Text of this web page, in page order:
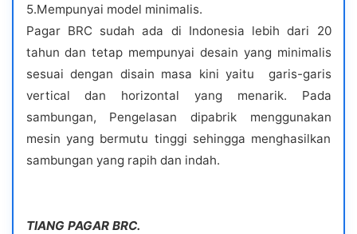
5.Mempunyai model minimalis.
Pagar BRC sudah ada di Indonesia lebih dari 20
tahun dan tetap mempunyai desain yang minimalis
sesuai dengan disain masa kini yaitu garis-garis
vertical dan horizontal yang menarik. Pada
sambungan, Pengelasan dipabrik menggunakan
mesin yang bermutu tinggi sehingga menghasilkan
sambungan yang rapih dan indah.
TIANG PAGAR BRC.